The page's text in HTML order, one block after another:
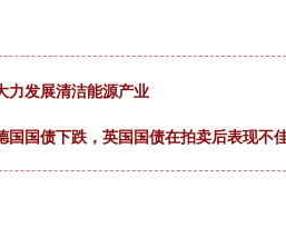
力发展清洁能源产业
国国债下跌，英国国债在拍卖后表现不